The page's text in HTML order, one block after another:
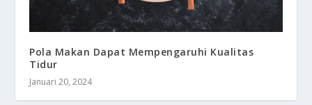
Pola Makan Dapat Mempengaruhi Kualitas
Tidur
Januari 20, 2024